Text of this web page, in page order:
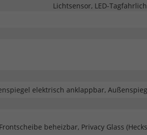
Lichtsensor, LED-
elektrisch anklappbar,
beheizbar, Privacy Glass